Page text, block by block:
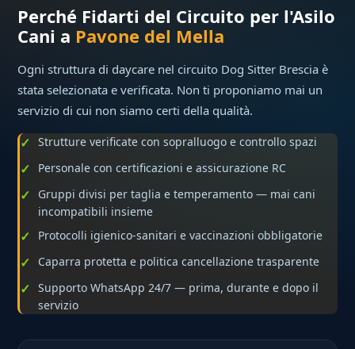
Perché Fidarti del Circuito per l'Asilo
Cani a Pavone del Mella
Ogni struttura di daycare nel circuito Dog Sitter Brescia è
stata selezionata e verificata. Non ti proponiamo mai un
servizio di cui non siamo certi della qualità.
Strutture verificate con sopralluogo e controllo spazi
Personale con certificazioni e assicurazione RC
Gruppi divisi per taglia e temperamento — mai cani
incompatibili insieme
Protocolli igienico-sanitari e vaccinazioni obbligatorie
Caparra protetta e politica cancellazione trasparente
Supporto WhatsApp 24/7 — prima, durante e dopo il
servizio